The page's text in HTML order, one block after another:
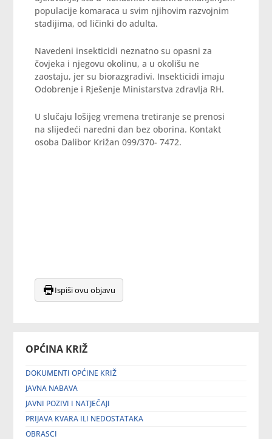
OPĆINA KRIŽ
DOKUMENTI OPĆINE KRIŽ
JAVNA NABAVA
JAVNI POZIVI I NATJEČAJI
PRIJAVA KVARA ILI NEDOSTATAKA
OBRASCI
populacije komaraca u svim njihovim razvojnim
stadijima, od ličinki do adulta.
Navedeni insekticidi neznatno su opasni za
čovjeka i njegovu okolinu, a u okolišu ne
zaostaju, jer su biorazgradivi. Insekticidi imaju
Odobrenje i Rješenje Ministarstva zdravlja RH.
U slučaju lošijeg vremena tretiranje se prenosi
na slijedeći naredni dan bez oborina. Kontakt
osoba Dalibor Križan 099/370- 7472.
Ispiši ovu objavu